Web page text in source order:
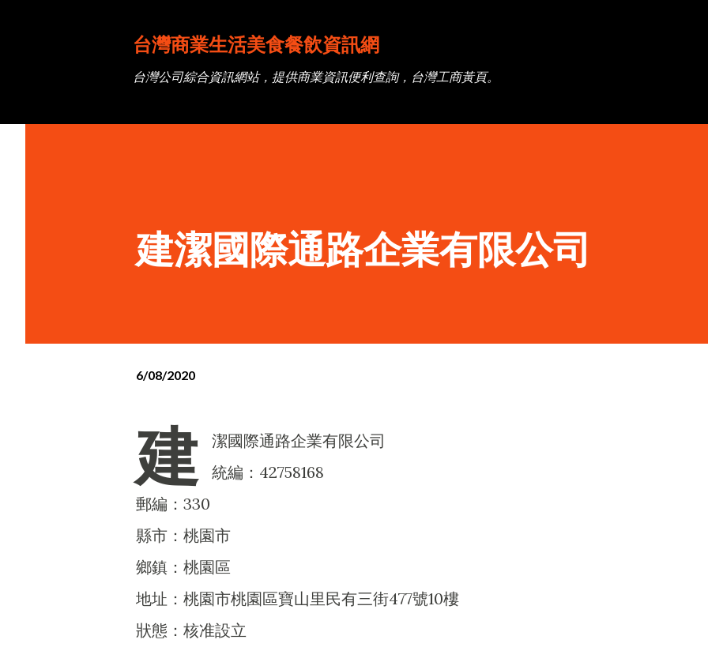
台灣商業生活美食餐飲資訊網
台灣公司綜合資訊網站，提供商業資訊便利查詢，台灣工商黃頁。
建潔國際通路企業有限公司
6/08/2020
建
潔國際通路企業有限公司
統編：42758168
郵編：330
縣市：桃園市
鄉鎮：桃園區
地址：桃園市桃園區寶山里民有三街477號10樓
狀態：核准設立